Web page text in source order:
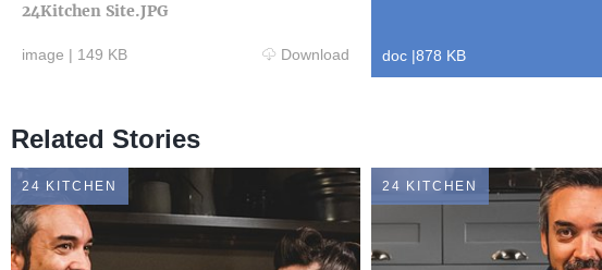
24Kitchen Site.JPG
image | 149 KB Download doc |878 KB
Related Stories
24 KITCHEN 24 KITCHEN